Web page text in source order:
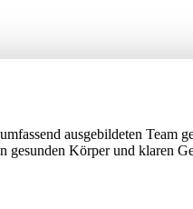
ausgebildeten Team
gesunden Körper und klaren